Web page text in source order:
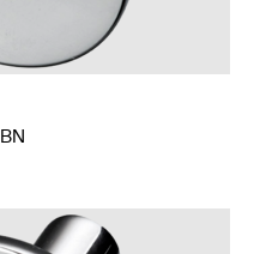
BN